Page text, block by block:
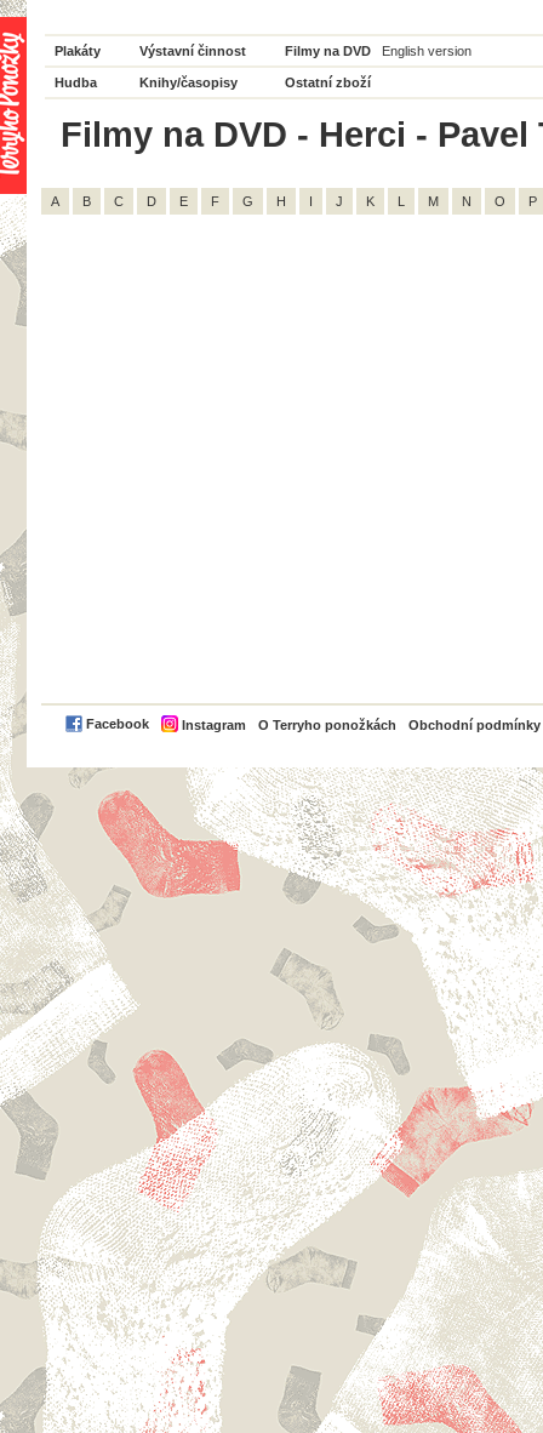
Plakáty Výstavní činnost Filmy na DVD English version
Hudba Knihy/časopisy Ostatní zboží
Filmy na DVD - Herci -
A B C D E F G H I J K L M N O P
Facebook Instagram O Terryho ponožkách Obchodní podmínky
PayPal